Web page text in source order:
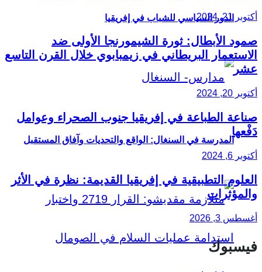
الدور السياسي للشباب في إفريقيا
المدرسة في السنغال: الواقع والتحديات وآفاق المستقبل
أكتوبر 21, 2024
صمود الأبطال: ثورة الشيمورنجا الأولى ضد
الاستعمار البريطاني في زيمبابوي خلال القرن التاسع
عشر
أكتوبر 20, 2024
صناعة الطباعة في إفريقيا جنوب الصحراء وعوامل
دَفْعها
أكتوبر 6, 2024
العلوم التطبيقية في إفريقيا القديمة: نظرة في الأثر
والمؤثرات
أغسطس 3, 2026
فيسبوك